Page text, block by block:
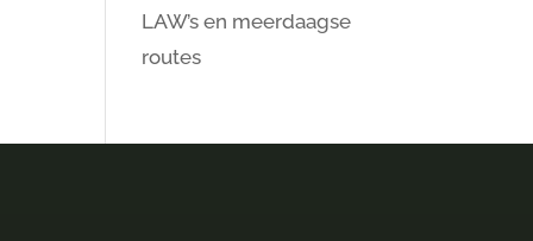
LAW’s en meerdaagse
routes